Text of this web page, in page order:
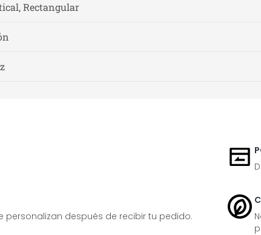
Rectangular
después de recibir tu pedido.